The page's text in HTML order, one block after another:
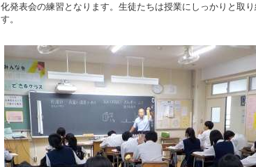
化発表会の練習となります。生徒たちは授業にしっかりと取り
す。